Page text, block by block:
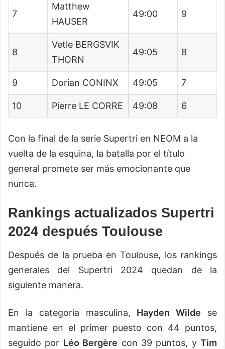
7
Matthew
HAUSER
49:00 9
8
Vetle BERGSVIK
THORN
49:05 8
9 Dorian CONINX 49:05 7
10 Pierre LE CORRE 49:08 6
Con la final de la serie Supertri en NEOM a la
vuelta de la esquina, la batalla por el título
general promete ser más emocionante que
nunca.
Rankings actualizados Supertri
2024 después Toulouse
Después de la prueba en Toulouse, los rankings
generales del Supertri 2024 quedan de la
siguiente manera.
En la categoría masculina, Hayden Wilde se
mantiene en el primer puesto con 44 puntos,
seguido por Léo Bergère con 39 puntos, y Tim